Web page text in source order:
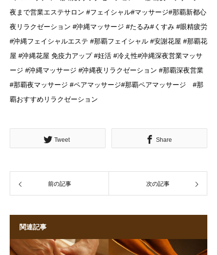
夜まで営業エステサロン #フェイシャル#マッサージ#那覇新都心
夜リラクゼーション #沖縄マッサージ #たるみ#くすみ #眼精疲労
#沖縄フェイシャルエステ #那覇フェイシャル #安謝花屋 #那覇花
屋 #沖縄花屋 免疫力アップ #妊活 #冷え性#沖縄深夜営業マッサ
ージ #沖縄マッサージ #沖縄夜リラクゼーション #那覇深夜営業
#那覇夜マッサージ #ペアマッサージ#那覇ペアマッサージ #那
覇おすすめリラクゼーション
Tweet Share
前の記事 次の記事
関連記事